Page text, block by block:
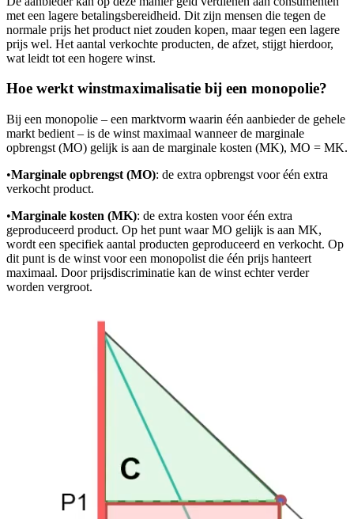
met een lagere betalingsbereidheid. Dit zijn mensen die tegen de
normale prijs het product niet zouden kopen, maar tegen een lagere
prijs wel. Het aantal verkochte producten, de afzet, stijgt hierdoor,
wat leidt tot een hogere winst.
Hoe werkt winstmaximalisatie bij een monopolie?
Bij een monopolie – een marktvorm waarin één aanbieder de gehele
markt bedient – is de winst maximaal wanneer de marginale
opbrengst (MO) gelijk is aan de marginale kosten (MK), MO = MK.
•Marginale opbrengst (MO): de extra opbrengst voor één extra
verkocht product.
•Marginale kosten (MK): de extra kosten voor één extra
geproduceerd product. Op het punt waar MO gelijk is aan MK,
wordt een specifiek aantal producten geproduceerd en verkocht. Op
dit punt is de winst voor een monopolist die één prijs hanteert
maximaal. Door prijsdiscriminatie kan de winst echter verder
worden vergroot.